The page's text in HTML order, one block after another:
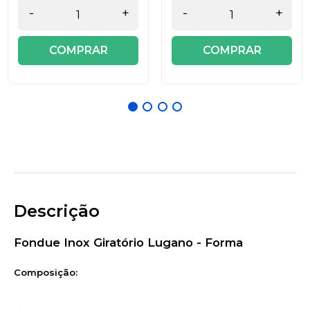
- +
COMPRAR
- +
COMPRAR
Descrição
Fondue Inox Giratório Lugano - Forma
Composição: